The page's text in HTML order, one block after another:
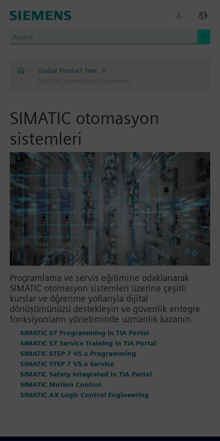
Global Product Tree
SIMATIC otomasyon sistemleri
SIMATIC otomasyon
sistemleri
Programlama ve servis eğitimine odaklanarak
SIMATIC otomasyon sistemleri üzerine çeşitli
kurslar ve öğrenme yollarıyla dijital
dönüşümünüzü destekleyin ve güvenlik entegre
fonksiyonların yönetiminde uzmanlık kazanın.
SIMATIC S7 Programming in TIA Portal
SIMATIC S7 Service Training in TIA Portal
SIMATIC STEP 7 V5.x Programming
SIMATIC STEP 7 V5.x Service
SIMATIC Safety Integrated in TIA Portal
SIMATIC Motion Control
SIMATIC AX Logic Control Engineering